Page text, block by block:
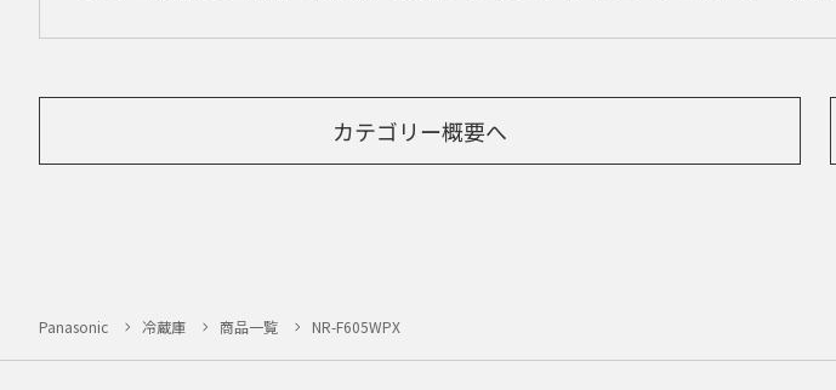
カテゴリー概要へ
Panasonic 冷蔵庫 商品一覧 NR-F605WPX